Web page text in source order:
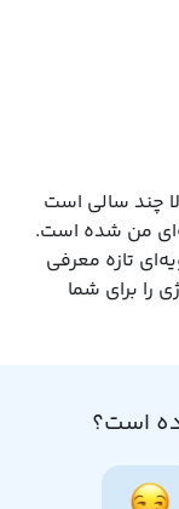
حالا چند سالی است
من شده است.
تازه معرفی
را برای شما
است؟